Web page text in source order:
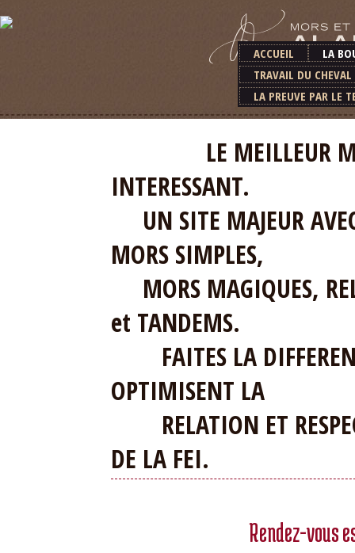
ACCUEIL
LA
TRAVAIL DU
LA PREUVE PAR LE
LE MEILLEUR
INTERESSANT.
UN SITE MAJEUR
MORS SIMPLES,
MORS MAGIQUES,
et TANDEMS.
FAITES LA
OPTIMISENT LA
RELATION ET
DE LA FEI.
Rendez-vous